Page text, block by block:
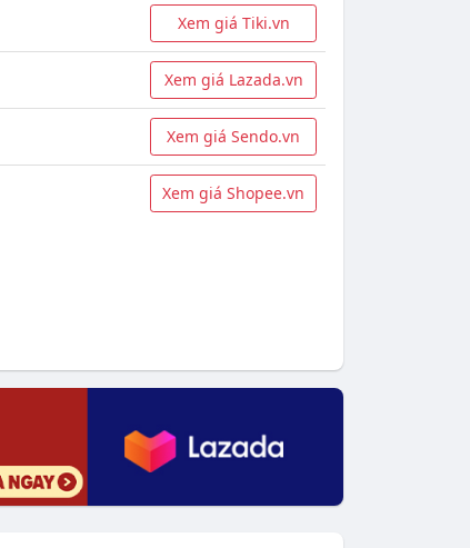
Xem giá Tiki.vn
Xem giá Lazada.vn
Xem giá Sendo.vn
Xem giá Shopee.vn